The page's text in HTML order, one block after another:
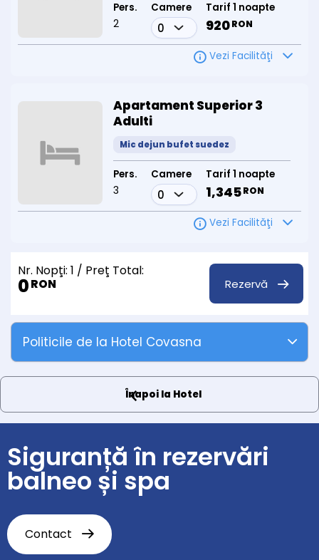
Pers.
2
Camere Tarif 1 noapte
920RON
Vezi Facilităţi
Apartament Superior 3
Adulti
Mic dejun bufet suedez
Pers.
3
Camere Tarif 1 noapte
1,345RON
Vezi Facilităţi
Nr. Nopţi: 1 / Preţ Total:
0RON Rezervă
Politicile de la Hotel Covasna
Înapoi la Hotel
Siguranță în rezervări
balneo și spa
Contact